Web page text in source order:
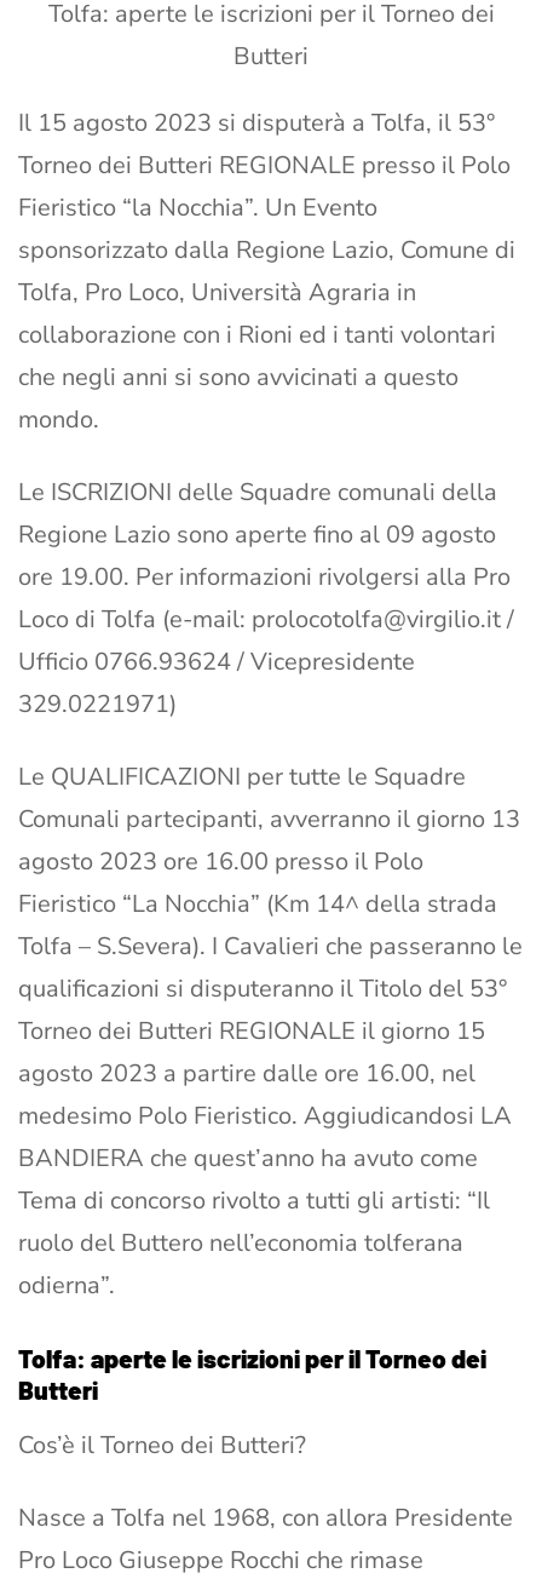
Tolfa: aperte le iscrizioni per il Torneo dei
Butteri
Il 15 agosto 2023 si disputerà a Tolfa, il 53°
Torneo dei Butteri REGIONALE presso il Polo
Fieristico “la Nocchia”. Un Evento
sponsorizzato dalla Regione Lazio, Comune di
Tolfa, Pro Loco, Università Agraria in
collaborazione con i Rioni ed i tanti volontari
che negli anni si sono avvicinati a questo
mondo.
Le ISCRIZIONI delle Squadre comunali della
Regione Lazio sono aperte fino al 09 agosto
ore 19.00. Per informazioni rivolgersi alla Pro
Loco di Tolfa (e-mail: prolocotolfa@virgilio.it/
Ufficio 0766.93624 / Vicepresidente
329.0221971)
Le QUALIFICAZIONI per tutte le Squadre
Comunali partecipanti, avverranno il giorno 13
agosto 2023 ore 16.00 presso il Polo
Fieristico “La Nocchia” (Km 14^ della strada
Tolfa – S.Severa). I Cavalieri che passeranno le
qualificazioni si disputeranno il Titolo del 53°
Torneo dei Butteri REGIONALE il giorno 15
agosto 2023 a partire dalle ore 16.00, nel
medesimo Polo Fieristico. Aggiudicandosi LA
BANDIERA che quest’anno ha avuto come
Tema di concorso rivolto a tutti gli artisti: “Il
ruolo del Buttero nell’economia tolferana
odierna”.
Tolfa: aperte le iscrizioni per il Torneo dei
Butteri
Cos’è il Torneo dei Butteri?
Nasce a Tolfa nel 1968, con allora Presidente
Pro Loco Giuseppe Rocchi che rimase